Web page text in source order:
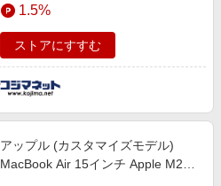
］ スペースグレイ MQKP3JACTO
1.5%
ストアにすすむ
アップル (カスタマイズモデル)
MacBook Air 15インチ Apple M2チ